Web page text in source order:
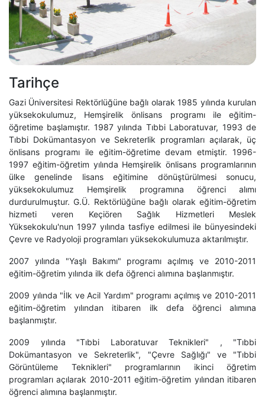
Tarihçe
Gazi Üniversitesi Rektörlüğüne bağlı olarak 1985 yılında kurulan
yüksekokulumuz, Hemşirelik önlisans programı ile eğitim-
öğretime başlamıştır. 1987 yılında Tıbbi Laboratuvar, 1993 de
Tıbbi Dokümantasyon ve Sekreterlik programları açılarak, üç
önlisans programı ile eğitim-öğretime devam etmiştir. 1996-
1997 eğitim-öğretim yılında Hemşirelik önlisans programlarının
ülke genelinde lisans eğitimine dönüştürülmesi sonucu,
yüksekokulumuz Hemşirelik programına öğrenci alımı
durdurulmuştur. G.Ü. Rektörlüğüne bağlı olarak eğitim-öğretim
hizmeti veren Keçiören Sağlık Hizmetleri Meslek
Yüksekokulu'nun 1997 yılında tasfiye edilmesi ile bünyesindeki
Çevre ve Radyoloji programları yüksekokulumuza aktarılmıştır.
2007 yılında "Yaşlı Bakımı" programı açılmış ve 2010-2011
eğitim-öğretim yılında ilk defa öğrenci alımına başlanmıştır.
2009 yılında "İlk ve Acil Yardım" programı açılmış ve 2010-2011
eğitim-öğretim yılından itibaren ilk defa öğrenci alımına
başlanmıştır.
2009 yılında "Tıbbi Laboratuvar Teknikleri" , "Tıbbi
Dokümantasyon ve Sekreterlik", "Çevre Sağlığı" ve "Tıbbi
Görüntüleme Teknikleri" programlarının ikinci öğretim
programları açılarak 2010-2011 eğitim-öğretim yılından itibaren
öğrenci alımına başlanmıştır.